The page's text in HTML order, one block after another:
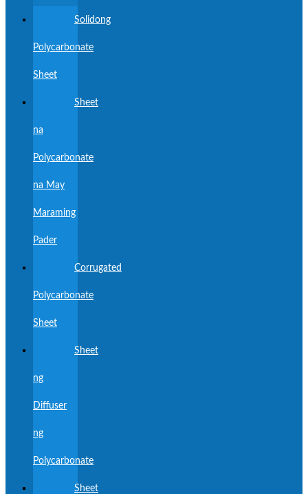
Solidong
Polycarbonate
Sheet
Sheet
na
Polycarbonate
na May
Maraming
Pader
Corrugated
Polycarbonate
Sheet
Sheet
ng
Diffuser
ng
Polycarbonate
Sheet